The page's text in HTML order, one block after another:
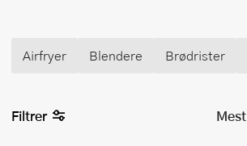
Airfryer Blendere Brødrister
Filtrer